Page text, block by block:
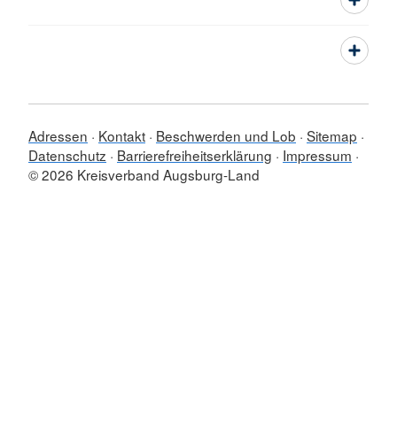
Adressen Kontakt Beschwerden und Lob Sitemap
Datenschutz
Barrierefreiheitserklärung
Impressum
© 2026 Kreisverband Augsburg-Land